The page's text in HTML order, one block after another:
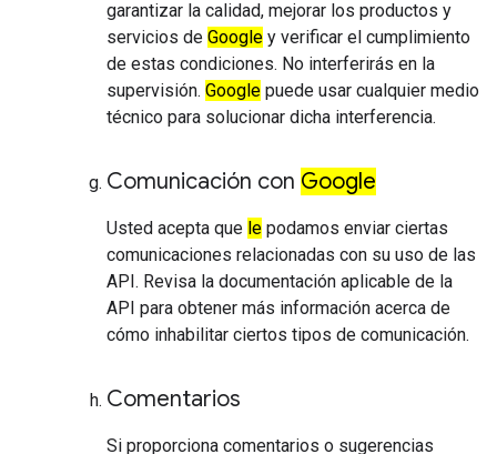
garantizar la calidad, mejorar los productos y
servicios de Google y verificar el cumplimiento
de estas condiciones. No interferirás en la
supervisión. Google puede usar cualquier medio
técnico para solucionar dicha interferencia.
Comunicación con Google
Usted acepta que le podamos enviar ciertas
comunicaciones relacionadas con su uso de las
API. Revisa la documentación aplicable de la
API para obtener más información acerca de
cómo inhabilitar ciertos tipos de comunicación.
Comentarios
Si proporciona comentarios o sugerencias